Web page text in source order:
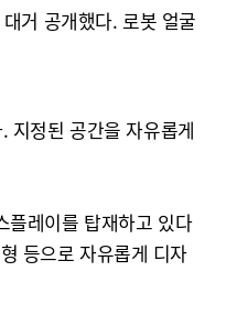
거 공개했다. 로봇 얼굴
지정된 공간을 자유롭게
플레이를 탑재하고 있다
등으로 자유롭게 디자